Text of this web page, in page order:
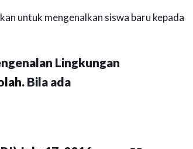
untuk mengenalkan siswa baru kepada
Lingkungan
. Bila ada